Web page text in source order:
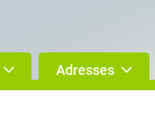
Adresses